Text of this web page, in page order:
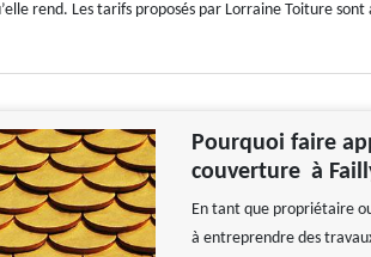
rend. Les tarifs proposés par Lorraine Toiture
Pourquoi faire
couverture à
En tant que propriétaire
à entreprendre des